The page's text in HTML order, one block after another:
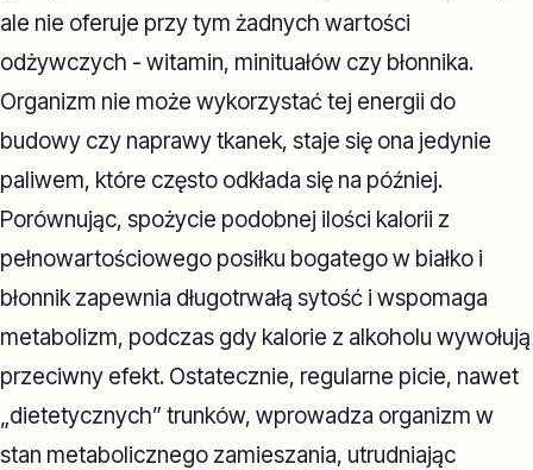
ale nie oferuje przy tym żadnych wartości
odżywczych - witamin, minituałów czy błonnika.
Organizm nie może wykorzystać tej energii do
budowy czy naprawy tkanek, staje się ona jedynie
paliwem, które często odkłada się na później.
Porównując, spożycie podobnej ilości kalorii z
pełnowartościowego posiłku bogatego w białko i
błonnik zapewnia długotrwałą sytość i wspomaga
metabolizm, podczas gdy kalorie z alkoholu wywołują
przeciwny efekt. Ostatecznie, regularne picie, nawet
„dietetycznych” trunków, wprowadza organizm w
stan metabolicznego zamieszania, utrudniając